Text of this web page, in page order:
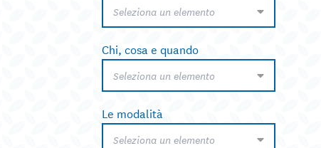
Seleziona un elemento
Chi, cosa e quando
Seleziona un elemento
Le modalità
Seleziona un elemento